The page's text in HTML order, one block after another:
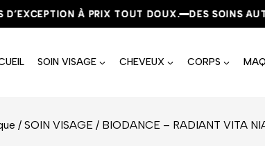
À PRIX TOUT DOUX. DES SOINS
À PRIX TOUT DOUX. DES SOINS
À PRIX TOUT DOUX. DES SOINS
SOIN VISAGE CHEVEUX CORPS
/ SOIN VISAGE / BIODANCE – RADIANT VITA